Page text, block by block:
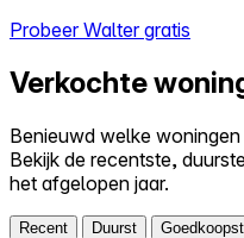
Probeer Walter gratis
Verkochte
Benieuwd welke
Bekijk de recentste,
het afgelopen jaar.
Recent Duurst Goedkoopst